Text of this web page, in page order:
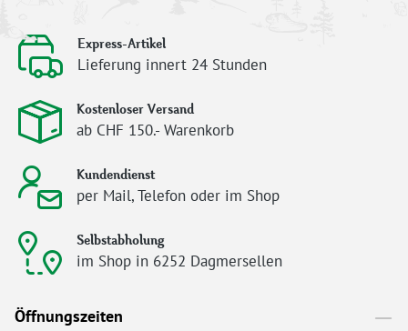
Express-Artikel
Lieferung innert 24 Stunden
Kostenloser Versand
ab CHF 150.- Warenkorb
Kundendienst
per Mail, Telefon oder im Shop
Selbstabholung
im Shop in 6252 Dagmersellen
Öffnungszeiten